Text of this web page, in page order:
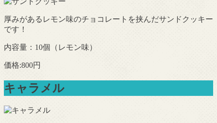
厚みがあるレモン味のチョコレートを挟んだサンドクッキー
です！
内容量：10個（レモン味）
価格:800円
キャラメル